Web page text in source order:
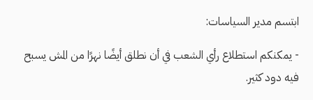
ابتسم مدير السياسات:
- يمكنكم استطلاع رأي الشعب في أن نطلق أيضًا نهرًا من المش يسبح
فيه دود كثير.